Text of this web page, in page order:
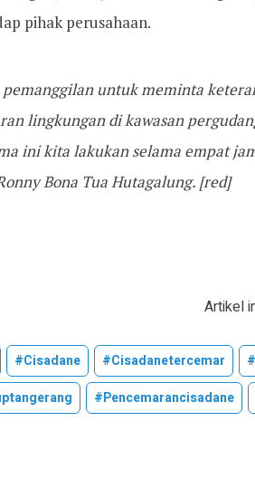
pihak perusahaan.
pemanggilan untuk meminta
lingkungan di kawasan
ini kita lakukan selama empat
Bona Tua Hutagalung. [red]
Artikel
#cisadane #cisadanetercemar
#pencemarancisadane